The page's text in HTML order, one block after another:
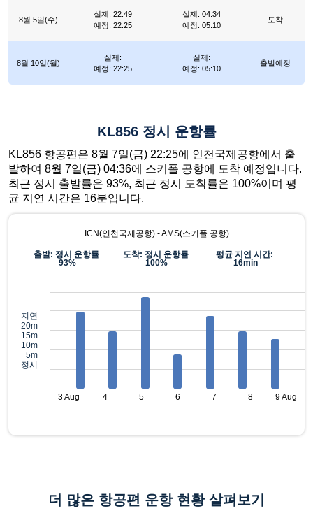
8월 5일(수)
실제: 22:49
예정: 22:25
실제: 04:34
예정: 05:10
도착
8월 10일(월)
실제:
예정: 22:25
실제:
예정: 05:10
출발예정
KL856 정시 운항률
KL856 항공편은 8월 7일(금) 22:25에 인천국제공항에서 출
발하여 8월 7일(금) 04:36에 스키폴 공항에 도착 예정입니다.
최근 정시 출발률은 93%, 최근 정시 도착률은 100%이며 평
균 지연 시간은 16분입니다.
ICN(인천국제공항) - AMS(스키폴 공항)
출발: 정시 운항률
93%
도착: 정시 운항률
100%
평균 지연 시간:
16min
지연
20m
15m
10m
5m
정시
3 Aug 4 5 6 7 8 9 Aug
더 많은 항공편 운항 현황 살펴보기